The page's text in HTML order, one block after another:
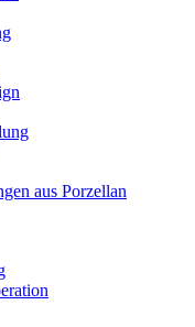
aus Porzellan